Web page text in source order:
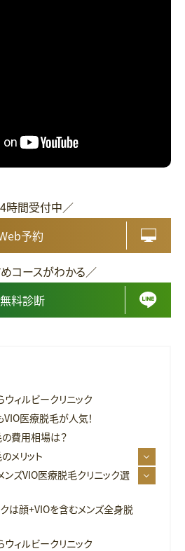
時間受付中／
予約
コースがわかる／
料診断
ィルビークリニック
医療脱毛が人気！
費用相場は？
メリット
ズVIO医療脱毛クリニック選
は顔+VIOを含むメンズ全身脱
ィルビークリニック